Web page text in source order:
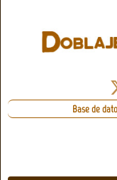
Base de